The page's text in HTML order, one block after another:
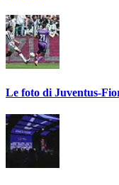
Le foto di Juventus-